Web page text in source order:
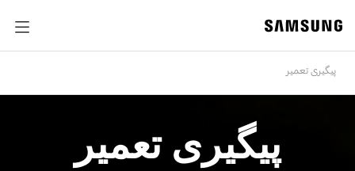
پیگیری تعمیر
پیگیری تعمیر